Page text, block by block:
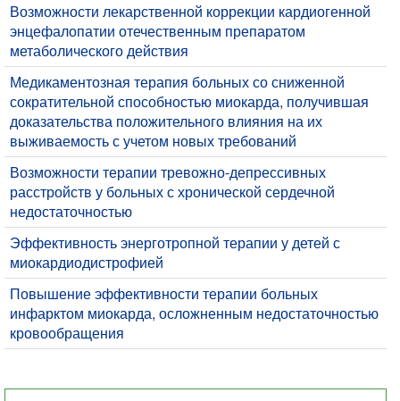
Возможности лекарственной коррекции кардиогенной
энцефалопатии отечественным препаратом
метаболического действия
Медикаментозная терапия больных со сниженной
сократительной способностью миокарда, получившая
доказательства положительного влияния на их
выживаемость с учетом новых требований
Возможности терапии тревожно-депрессивных
расстройств у больных с хронической сердечной
недостаточностью
Эффективность энерготропной терапии у детей с
миокардиодистрофией
Повышение эффективности терапии больных
инфарктом миокарда, осложненным недостаточностью
кровообращения